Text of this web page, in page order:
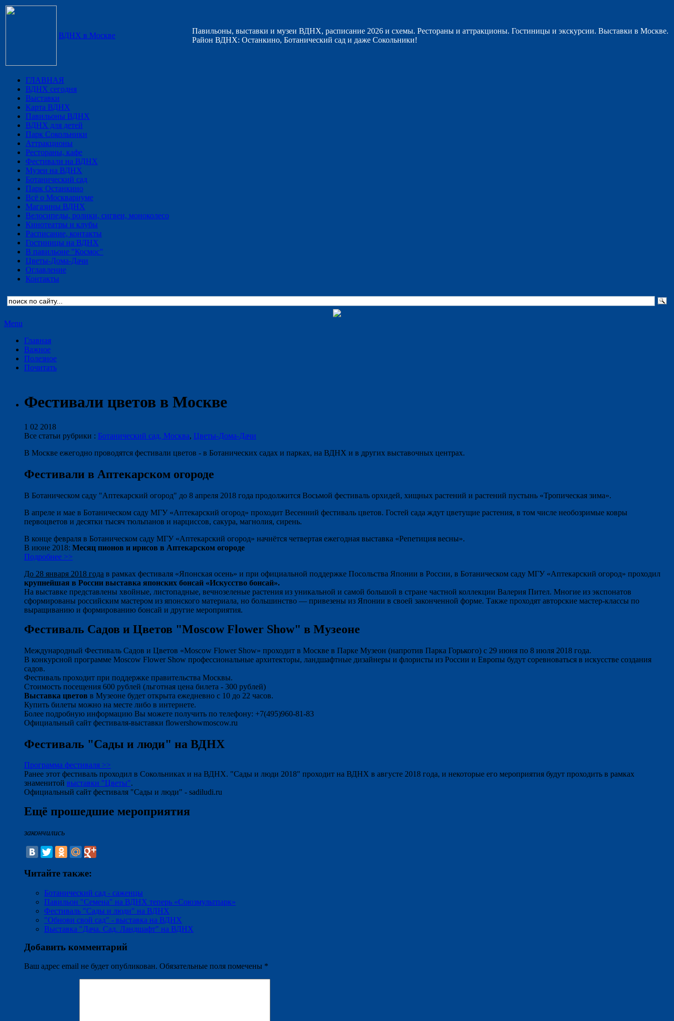
ВДНХ в Москве
Павильоны, выставки и музеи ВДНХ, расписание 2026 и схемы. Рестораны и аттракционы. Гостиницы и экскурсии. Выставки в Москве.
Район ВДНХ: Останкино, Ботанический сад и даже Сокольники!
ГЛАВНАЯ
ВДНХ сегодня
Выставки
Карта ВДНХ
Павильоны ВДНХ
ВДНХ для детей
Парк Сокольники
Аттракционы
Рестораны, кафе
Фестивали на ВДНХ
Музеи на ВДНХ
Ботанический сад
Парк Останкино
Всё о Москвариуме
Магазины ВДНХ
Велосипеды, ролики, сигвеи, моноколесо
Кинотеатры и клубы
Расписание, контакты
Гостиницы на ВДНХ
В павильоне "Космос"
Цветы-Дома-Дачи
Оглавление
Контакты
Menu
Главная
Важное
Полезное
Почитать
Фестивали цветов в Москве
1 02 2018
Все статьи рубрики : Ботанический сад, Москва, Цветы-Дома-Дачи
В Москве ежегодно проводятся фестивали цветов - в Ботанических садах и парках, на ВДНХ и в других выставочных центрах.
Фестивали в Аптекарском огороде
В Ботаническом саду "Аптекарский огород" до 8 апреля 2018 года продолжится Восьмой фестиваль орхидей, хищных растений и растений пустынь «Тропическая зима».
В апреле и мае в Ботаническом саду МГУ «Аптекарский огород» проходит Весенний фестиваль цветов. Гостей сада ждут цветущие растения, в том числе необозримые ковры
первоцветов и десятки тысяч тюльпанов и нарциссов, сакура, магнолия, сирень.
В конце февраля в Ботаническом саду МГУ «Аптекарский огород» начнётся четвертая ежегодная выставка «Репетиция весны».
В июне 2018: Месяц пионов и ирисов в Аптекарском огороде
Подробнее >>
До 28 января 2018 года в рамках фестиваля «Японская осень» и при официальной поддержке Посольства Японии в России, в Ботаническом саду МГУ «Аптекарский огород» проходил
крупнейшая в России выставка японских бонсай «Искусство бонсай».
На выставке представлены хвойные, листопадные, вечнозеленые растения из уникальной и самой большой в стране частной коллекции Валерия Пител. Многие из экспонатов
сформированы российским мастером из японского материала, но большинство — привезены из Японии в своей законченной форме. Также проходят авторские мастер-классы по
выращиванию и формированию бонсай и другие мероприятия.
Фестиваль Садов и Цветов "Moscow Flower Show" в Музеоне
Международный Фестиваль Садов и Цветов «Moscow Flower Show» проходит в Москве в Парке Музеон (напротив Парка Горького) с 29 июня по 8 июля 2018 года.
В конкурсной программе Moscow Flower Show профессиональные архитекторы, ландшафтные дизайнеры и флористы из России и Европы будут соревноваться в искусстве создания
садов.
Фестиваль проходит при поддержке правительства Москвы.
Стоимость посещения 600 рублей (льготная цена билета - 300 рублей)
Выставка цветов в Музеоне будет открыта ежедневно с 10 до 22 часов.
Купить билеты можно на месте либо в интернете.
Более подробную информацию Вы можете получить по телефону: +7(495)960-81-83
Официальный сайт фестиваля-выставки flowershowmoscow.ru
Фестиваль "Сады и люди" на ВДНХ
Программа фестиваля >>
Ранее этот фестиваль проходил в Сокольниках и на ВДНХ. "Сады и люди 2018" проходит на ВДНХ в августе 2018 года, и некоторые его мероприятия будут проходить в рамках
знаменитой выставки "Цветы".
Официальный сайт фестиваля "Сады и люди" - sadiludi.ru
Ещё прошедшие мероприятия
закончились
Читайте также:
Ботанический сад - саженцы
Павильон "Семена" на ВДНХ теперь «Союзмультпарк»
Фестиваль "Сады и люди" на ВДНХ
"Обнови свой сад" - выставка на ВДНХ
Выставка "Дача. Сад. Ландшафт" на ВДНХ
Добавить комментарий
Ваш адрес email не будет опубликован. Обязательные поля помечены *